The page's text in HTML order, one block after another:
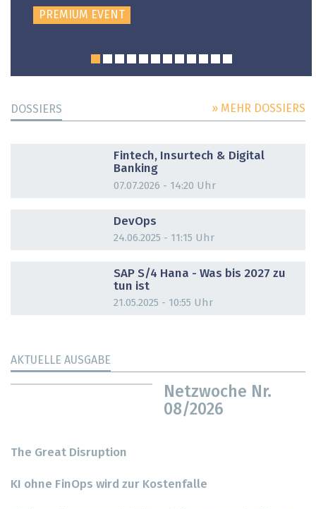
PREMIUM EVENT
DOSSIERS » MEHR DOSSIERS
Fintech, Insurtech & Digital
Banking
07.07.2026 - 14:20 Uhr
DevOps
24.06.2025 - 11:15 Uhr
SAP S/4 Hana - Was bis 2027 zu
tun ist
21.05.2025 - 10:55 Uhr
AKTUELLE AUSGABE
Netzwoche Nr.
08/2026
The Great Disruption
KI ohne FinOps wird zur Kostenfalle